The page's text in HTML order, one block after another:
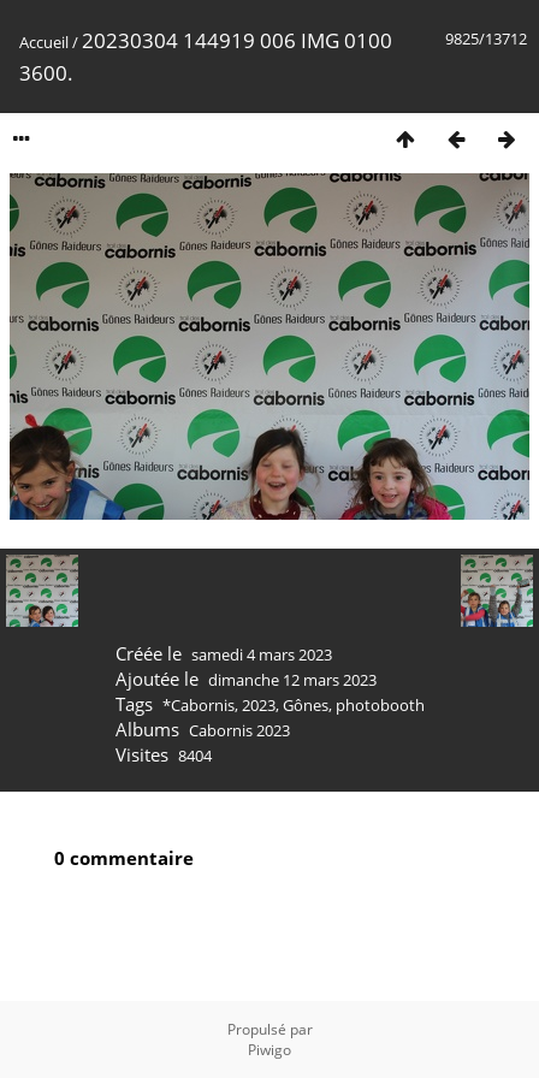
9825/13712
Accueil/20230304 144919 006 IMG 0100
3600.
Créée le samedi 4 mars 2023
Ajoutée le dimanche 12 mars 2023
Tags *Cabornis,2023,Gônes, photobooth
Albums Cabornis 2023
Visites 8404
0 commentaire
Propulsé par
Piwigo